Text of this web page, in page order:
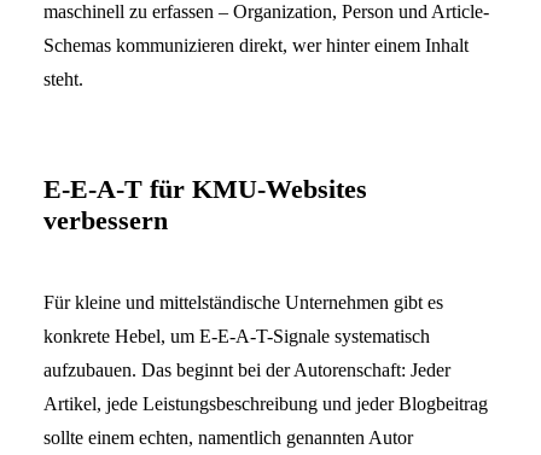
maschinell zu erfassen – Organization, Person und Article-
Schemas kommunizieren direkt, wer hinter einem Inhalt
steht.
E-E-A-T für KMU-Websites
verbessern
Für kleine und mittelständische Unternehmen gibt es
konkrete Hebel, um E-E-A-T-Signale systematisch
aufzubauen. Das beginnt bei der Autorenschaft: Jeder
Artikel, jede Leistungsbeschreibung und jeder Blogbeitrag
sollte einem echten, namentlich genannten Autor